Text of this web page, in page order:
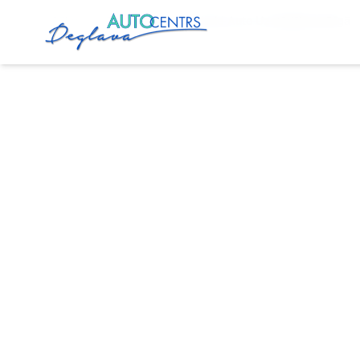
Sākums Pakalpojumi Android Auto Uzstādīšana Rīgā